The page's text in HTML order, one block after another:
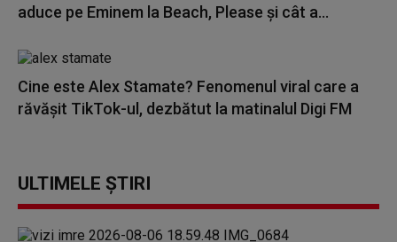
aduce pe Eminem la Beach, Please și cât a...
Cine este Alex Stamate? Fenomenul viral care a
răvășit TikTok-ul, dezbătut la matinalul Digi FM
ULTIMELE ȘTIRI